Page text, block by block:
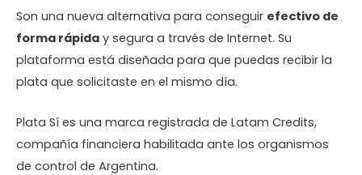
Son una nueva alternativa para conseguir efectivo de
forma rápida y segura a través de Internet. Su
plataforma está diseñada para que puedas recibir la
plata que solicitaste en el mismo día.
Plata Sí es una marca registrada de Latam Credits,
compañía financiera habilitada ante los organismos
de control de Argentina.